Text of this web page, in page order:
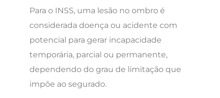
Para o INSS, uma lesão no ombro é
considerada doença ou acidente com
potencial para gerar incapacidade
temporária, parcial ou permanente,
dependendo do grau de limitação que
impõe ao segurado.